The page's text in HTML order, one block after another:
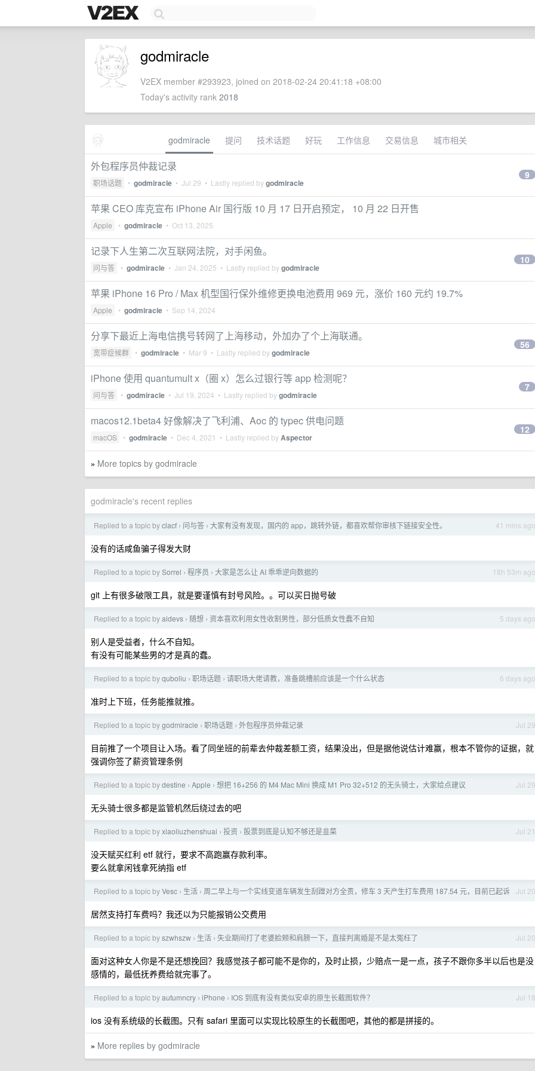
godmiracle
V2EX member #293923, joined on 2018-02-24 20:41:18 +08:00
Today's activity rank 2018
godmiracle 提问 技术话题 好玩 工作信息 交易信息 城市相关
外包程序员仲裁记录
职场话题 • godmiracle • Jul 29 • Lastly replied bygodmiracle
9
苹果 CEO 库克宣布 iPhone Air 国行版 10 月 17 日开启预定， 10 月 22 日开售
Apple • godmiracle • Oct 13, 2025
记录下人生第二次互联网法院，对手闲鱼。
问与答 • godmiracle • Jan 24, 2025 • Lastly replied bygodmiracle
10
苹果 iPhone 16 Pro / Max 机型国行保外维修更换电池费用 969 元，涨价 160 元约 19.7%
Apple • godmiracle • Sep 14, 2024
分享下最近上海电信携号转网了上海移动，外加办了个上海联通。
宽带症候群 • godmiracle • Mar 9 • Lastly replied bygodmiracle
56
iPhone 使用 quantumult x（圈 x）怎么过银行等 app 检测呢？
问与答 • godmiracle • Jul 19, 2024 • Lastly replied bygodmiracle
7
macos12.1beta4 好像解决了飞利浦、Aoc 的 typec 供电问题
macOS • godmiracle • Dec 4, 2021 • Lastly replied byAspector
12
» More topics by godmiracle
godmiracle's recent replies
41 mins ago
Replied to a topic byclacf › 问与答 › 大家有没有发现，国内的 app，跳转外链，都喜欢帮你审核下链接安全性。
没有的话咸鱼骗子得发大财
18h 53m ago
Replied to a topic bySorrel › 程序员 › 大家是怎么让 AI 乖乖逆向数据的
git 上有很多破限工具，就是要谨慎有封号风险。。可以买日抛号破
5 days ago
Replied to a topic byaidevs › 随想 › 资本喜欢利用女性收割男性，部分低质女性蠢不自知
别人是受益者，什么不自知。
有没有可能某些男的才是真的蠢。
6 days ago
Replied to a topic byquboliu › 职场话题 › 请职场大佬请教，准备跳槽前应该是一个什么状态
准时上下班，任务能推就推。
Jul 29
Replied to a topic bygodmiracle › 职场话题 › 外包程序员仲裁记录
目前推了一个项目让入场。看了同坐班的前辈去仲裁差额工资，结果没出，但是据他说估计难赢，根本不管你的证据，就
强调你签了薪资管理条例
Jul 29
Replied to a topic bydestine › Apple › 想把 16+256 的 M4 Mac Mini 换成 M1 Pro 32+512 的无头骑士，大家给点建议
无头骑士很多都是监管机然后绕过去的吧
Jul 21
Replied to a topic byxiaoliuzhenshuai › 投资 › 股票到底是认知不够还是韭菜
没天赋买红利 etf 就行，要求不高跑赢存款利率。
要么就拿闲钱拿死纳指 etf
Jul 20
Replied to a topic byVesc › 生活 › 周二早上与一个实线变道车辆发生刮蹭对方全责，修车 3 天产生打车费用 187.54 元，目前已起诉
居然支持打车费吗？我还以为只能报销公交费用
Jul 20
Replied to a topic byszwhszw › 生活 › 失业期间打了老婆脸颊和肩膀一下，直接判离婚是不是太冤枉了
面对这种女人你是不是还想挽回？我感觉孩子都可能不是你的，及时止损，少赔点一是一点，孩子不跟你多半以后也是没
感情的，最低抚养费给就完事了。
Jul 18
Replied to a topic byautumncry › iPhone › IOS 到底有没有类似安卓的原生长截图软件？
ios 没有系统级的长截图。只有 safari 里面可以实现比较原生的长截图吧，其他的都是拼接的。
» More replies by godmiracle